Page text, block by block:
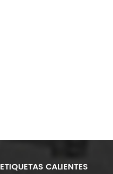
ETIQUETAS CALIENTES